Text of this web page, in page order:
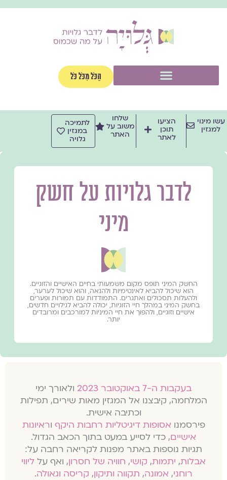
לתוכן
הַכֹּל מִכֹּל כֹּל
עשו מינוי
למגזין
הציעו
תוכן
לאתר
שלחו
משוב על
האתר
לתמיכה
במגזין
גלויה
לדבר גלויות על חשק
מיני
החשק המיני תופס מקום משמעותי בחיים האישיים והזוגיים.
הוא שיכול להביא לאינטימיות ולהנאה, והוא שיכול לערער,
ולהעלות תסכולים ואתגרים. התמודדות עם תמורות ופערים
בחשק המיני במהלך חיי הזוגיות, יכולה להביא לגילויים חדשים,
אישיים וזוגיים, ולהפוך את חיי המיניות למורכבים ומרובדים
יותר.
בעקבות ה-7 באוקטובר 2023
ולאורך ימי
המלחמה, קיבצנו אל המגזין מאות שירים, תפילות
וכתיבה אישית.
פירסמנו אסופות דיגיטליות רחבות היקף וראיונות
אישיים, כדי לסייע במעט בתוך הכאב הגדול.
תגיות נוספות באתר מפנות לקריאה רחבה על:
אבלות, יתמות, קושי, חוויה של חסרון, ואף על ליווי
רוחני, אמונה, תקווה ותיקון, קריסה וגאולה.